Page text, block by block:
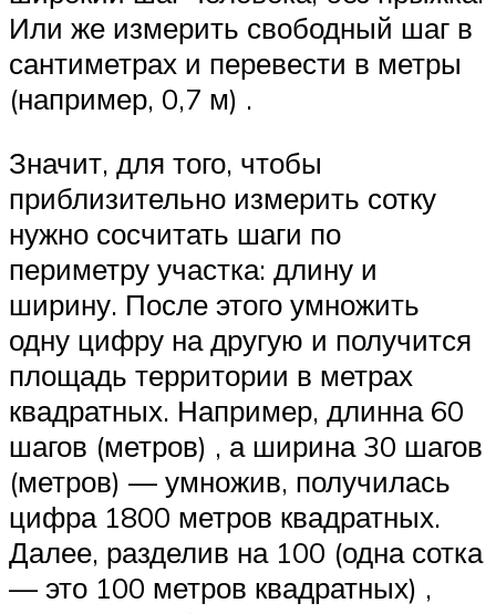
Или же измерить свободный шаг в
сантиметрах и перевести в метры
(например, 0,7 м) .
Значит, для того, чтобы
приблизительно измерить сотку
нужно сосчитать шаги по
периметру участка: длину и
ширину. После этого умножить
одну цифру на другую и получится
площадь территории в метрах
квадратных. Например, длинна 60
шагов (метров) , а ширина 30 шагов
(метров) — умножив, получилась
цифра 1800 метров квадратных.
Далее, разделив на 100 (одна сотка
— это 100 метров квадратных) ,